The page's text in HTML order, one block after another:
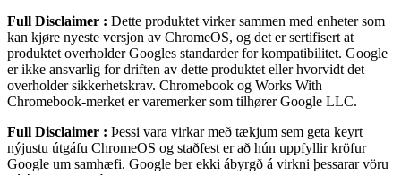
Full Disclaimer : Dette produktet virker sammen med enheter som
kan kjøre nyeste versjon av ChromeOS, og det er sertifisert at
produktet overholder Googles standarder for kompatibilitet. Google
er ikke ansvarlig for driften av dette produktet eller hvorvidt det
overholder sikkerhetskrav. Chromebook og Works With
Chromebook-merket er varemerker som tilhører Google LLC.
Full Disclaimer : Þessi vara virkar með tækjum sem geta keyrt
nýjustu útgáfu ChromeOS og staðfest er að hún uppfyllir kröfur
Google um samhæfi. Google ber ekki ábyrgð á virkni þessarar vöru